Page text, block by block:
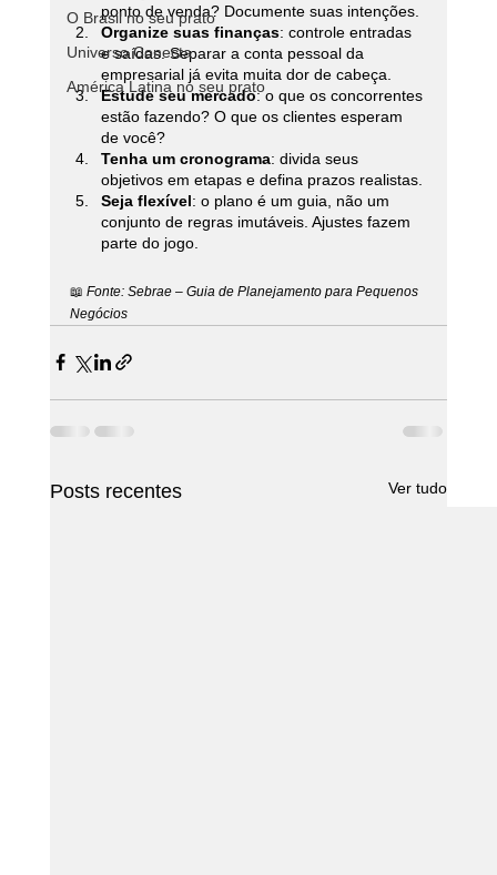
O Brasil no seu prato
Universo Conecta
América Latina no seu prato
ponto de venda? Documente suas intenções.
Organize suas finanças: controle entradas
e saídas. Separar a conta pessoal da
empresarial já evita muita dor de cabeça.
Estude seu mercado: o que os concorrentes
estão fazendo? O que os clientes esperam
de você?
Tenha um cronograma: divida seus
objetivos em etapas e defina prazos realistas.
Seja flexível: o plano é um guia, não um
conjunto de regras imutáveis. Ajustes fazem
parte do jogo.
📖 Fonte: Sebrae – Guia de Planejamento para Pequenos
Negócios
Posts recentes Ver tudo